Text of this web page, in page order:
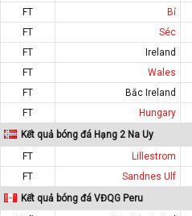
FT
Bỉ
FT
Séc
FT
Ireland
FT
Wales
FT
Bắc Ireland
FT
Hungary
Kết quả bóng đá Hạng 2 Na Uy
FT
Lillestrom
FT
Sandnes Ulf
Kết quả bóng đá VĐQG Peru